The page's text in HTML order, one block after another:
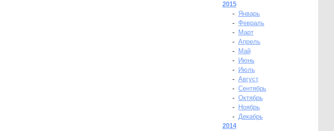
2015
-
Январь
- Февраль
-
Март
- Апрель
-
Май
-
Июнь
-
Июль
- Август
- Сентябрь
- Октябрь
-
Ноябрь
- Декабрь
2014